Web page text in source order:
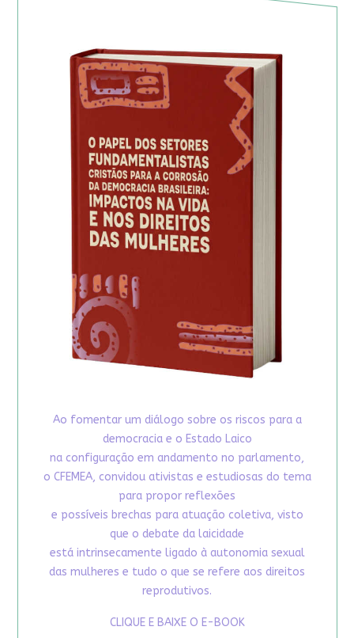
Ao fomentar um diálogo sobre os riscos para a
democracia e o Estado Laico
na configuração em andamento no parlamento,
o CFEMEA, convidou ativistas e estudiosas do tema
para propor reflexões
e possíveis brechas para atuação coletiva, visto
que o debate da laicidade
está intrinsecamente ligado à autonomia sexual
das mulheres e tudo o que se refere aos direitos
reprodutivos.
CLIQUE E BAIXE O E-BOOK